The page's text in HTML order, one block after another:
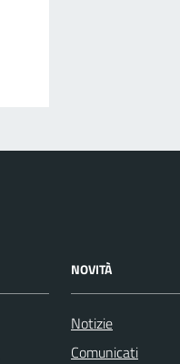
NOVITÀ
Notizie
Comunicati